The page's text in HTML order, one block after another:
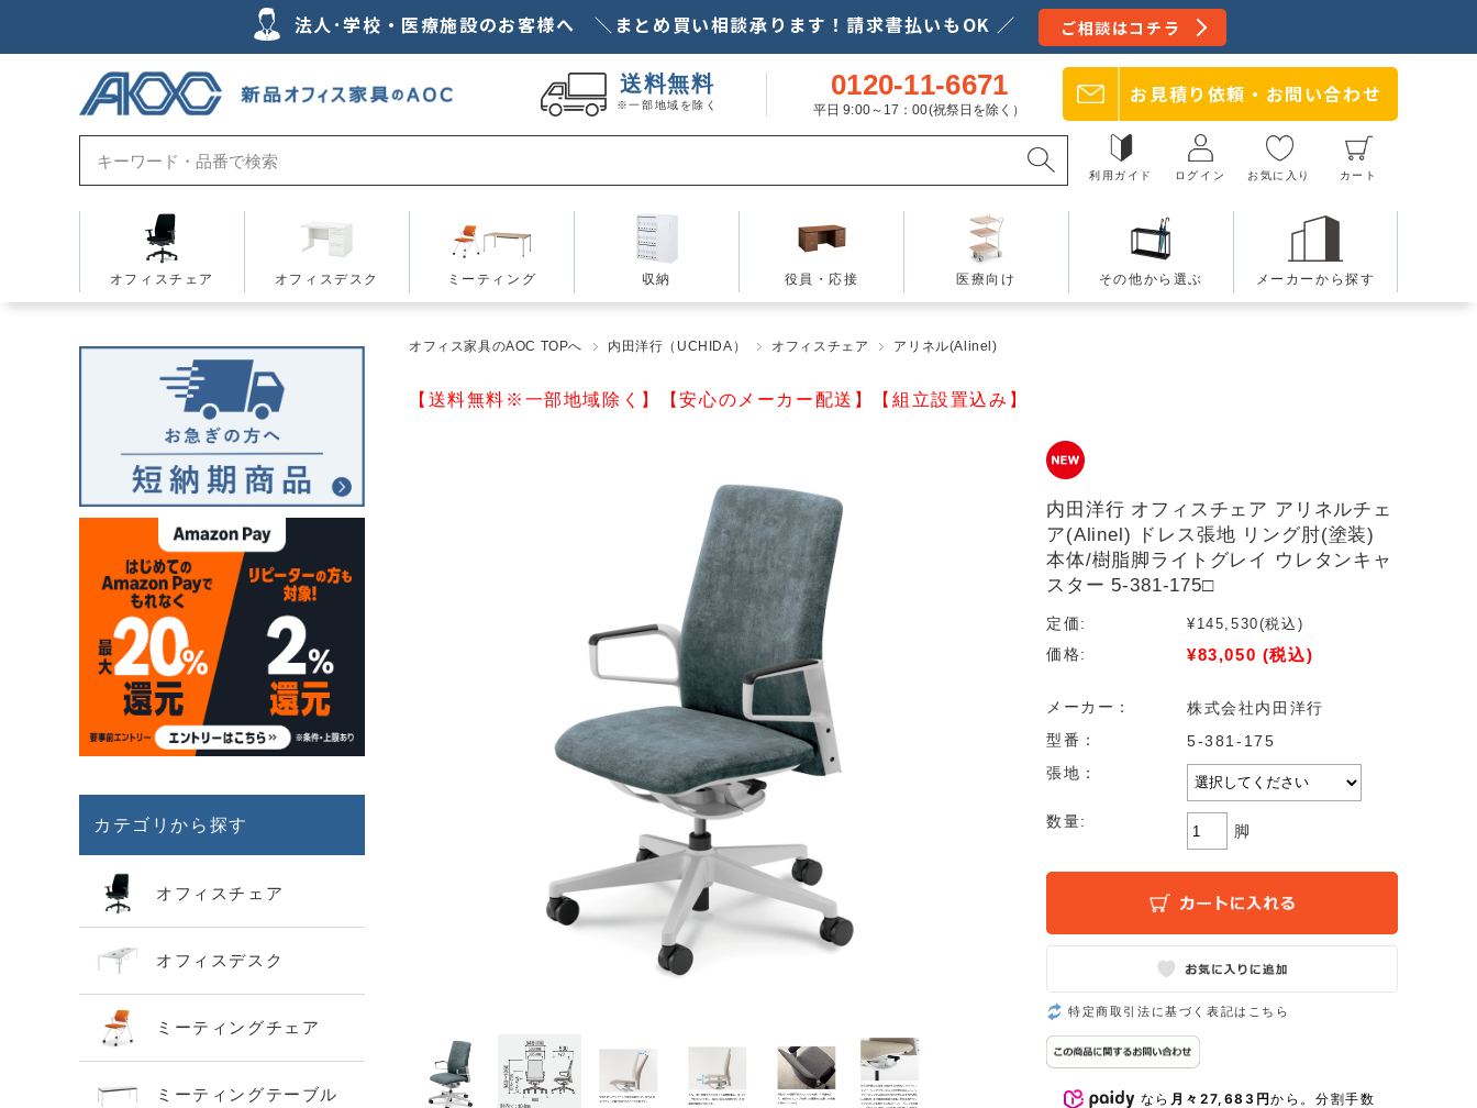
法人･学校・医療施設のお客様へ ＼まとめ買い相談承ります！請求書払いもOK ／ ご相談はコチラ
送料無料
※一部地域を除く
0120-11-6671
平日 9:00～17：00(祝祭日を除く）
お見積り依頼・ お問い合わせ
利用ガイド ログイン お気に入り カート
オフィスチェア オフィスデスク ミーティング 収納 役員・応接 医療向け その他から選ぶ メーカーから探す
オフィス家具のAOC TOPへ 内田洋行（UCHIDA） オフィスチェア アリネル(Alinel)
【送料無料※一部地域除く】【安心のメーカー配送】【組立設置込み】
内田洋行 オフィスチェア アリネルチェ
ア(Alinel) ドレス張地 リング肘(塗装)
本体/樹脂脚ライトグレイ ウレタンキャ
スター 5-381-175□
定価: ¥145,530(税込)
価格:
¥83,050 (税込)
メーカー：
株式会社内田洋行
型番：
5-381-175
張地：
数量:
脚
特定商取引法に基づく表記はこちら
なら 月々27,683円から。分割手数
カテゴリから探す
オフィスチェア
オフィスデスク
ミーティングチェア
ミーティングテーブル